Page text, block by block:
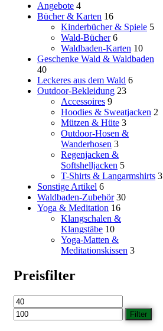
Angebote 4
Bücher & Karten 16
Kinderbücher & Spiele 5
Wald-Bücher 6
Waldbaden-Karten 10
Geschenke Wald & Waldbaden
40
Leckeres aus dem Wald 6
Outdoor-Bekleidung 23
Accessoires 9
Hoodies & Sweatjacken 2
Mützen & Hüte 3
Outdoor-Hosen &
Wanderhosen 3
Regenjacken &
Softshelljacken 5
T-Shirts & Langarmshirts 3
Sonstige Artikel 6
Waldbaden-Zubehör 30
Yoga & Meditation 16
Klangschalen &
Klangstäbe 10
Yoga-Matten &
Meditationskissen 3
Preisfilter
Min.
Preis
Preis
Filter